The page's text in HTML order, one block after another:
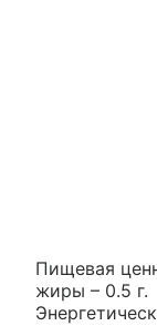
Пищевая
жиры – 0.5 г.